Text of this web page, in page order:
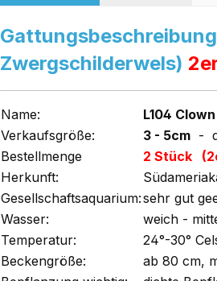
Zwergschilderwels)
Name: L104
Verkaufsgröße:
3 - 5cm -
Bestellmenge
2 Stück
Herkunft:
Gesellschaftsaquarium:sehr gut
Wasser:
weich -
Temperatur:
24°-30°
Beckengröße:
ab 80 cm,